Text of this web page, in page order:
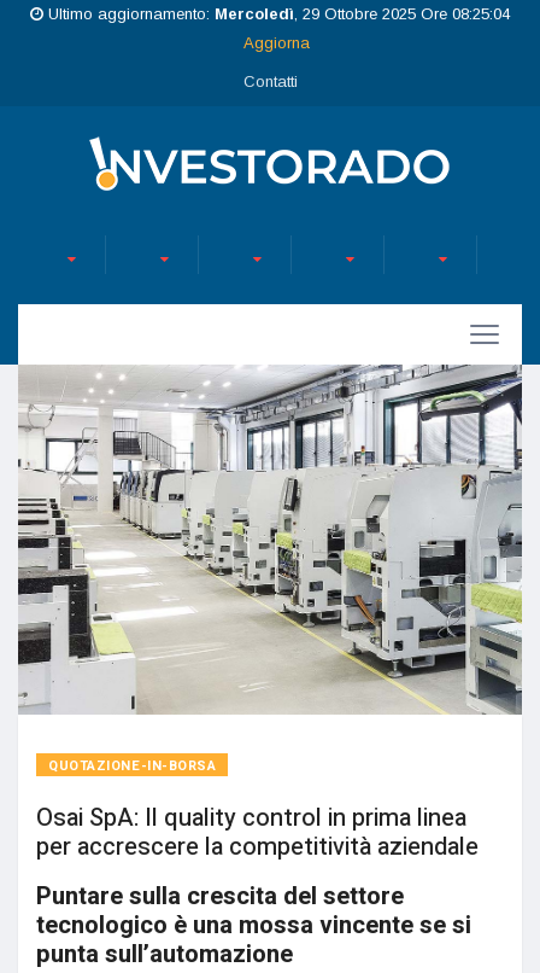
Ultimo aggiornamento: Mercoledì, 29 Ottobre 2025 Ore 08:25:04
Aggiorna
Contatti
QUOTAZIONE-IN-BORSA
Osai SpA: Il quality control in prima linea
per accrescere la competitività aziendale
Puntare sulla crescita del settore
tecnologico è una mossa vincente se si
punta sull’automazione